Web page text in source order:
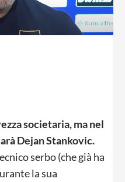
societaria, ma nel
Dejan Stankovic.
serbo (che già ha
la sua